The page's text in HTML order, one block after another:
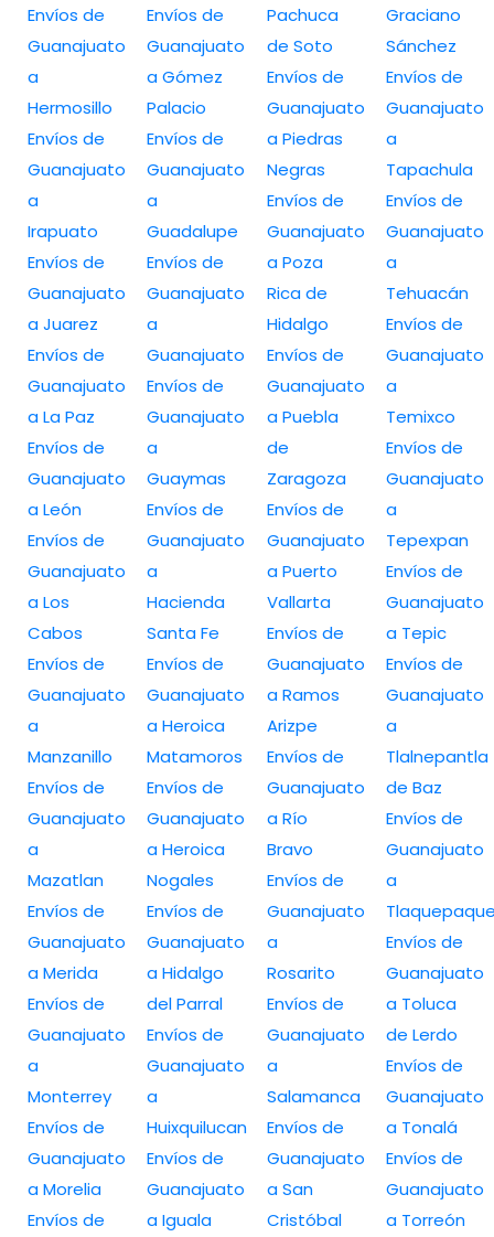
Envíos de
Guanajuato
a
Hermosillo
Envíos de
Guanajuato
a
Irapuato
Envíos de
Guanajuato
a Juarez
Envíos de
Guanajuato
a La Paz
Envíos de
Guanajuato
a León
Envíos de
Guanajuato
a Los
Cabos
Envíos de
Guanajuato
a
Manzanillo
Envíos de
Guanajuato
a
Mazatlan
Envíos de
Guanajuato
a Merida
Envíos de
Guanajuato
a
Monterrey
Envíos de
Guanajuato
a Morelia
Envíos de
Envíos de
Guanajuato
a Gómez
Palacio
Envíos de
Guanajuato
a
Guadalupe
Envíos de
Guanajuato
a
Guanajuato
Envíos de
Guanajuato
a
Guaymas
Envíos de
Guanajuato
a
Hacienda
Santa Fe
Envíos de
Guanajuato
a Heroica
Matamoros
Envíos de
Guanajuato
a Heroica
Nogales
Envíos de
Guanajuato
a Hidalgo
del Parral
Envíos de
Guanajuato
a
Huixquilucan
Envíos de
Guanajuato
a Iguala
Pachuca
de Soto
Envíos de
Guanajuato
a Piedras
Negras
Envíos de
Guanajuato
a Poza
Rica de
Hidalgo
Envíos de
Guanajuato
a Puebla
de
Zaragoza
Envíos de
Guanajuato
a Puerto
Vallarta
Envíos de
Guanajuato
a Ramos
Arizpe
Envíos de
Guanajuato
a Río
Bravo
Envíos de
Guanajuato
a
Rosarito
Envíos de
Guanajuato
a
Salamanca
Envíos de
Guanajuato
a San
Cristóbal
Graciano
Sánchez
Envíos de
Guanajuato
a
Tapachula
Envíos de
Guanajuato
a
Tehuacán
Envíos de
Guanajuato
a
Temixco
Envíos de
Guanajuato
a
Tepexpan
Envíos de
Guanajuato
a Tepic
Envíos de
Guanajuato
a
Tlalnepantla
de Baz
Envíos de
Guanajuato
a
Envíos de
Guanajuato
a Toluca
de Lerdo
Envíos de
Guanajuato
a Tonalá
Envíos de
Guanajuato
a Torreón